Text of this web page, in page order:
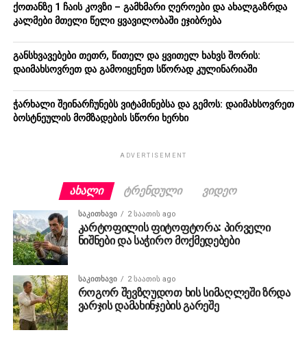
ქოთანზე 1 ჩაის კოვზი – გამხმარი ღეროები და ახალგაზრდა
კალმები მთელი წელი ყვავილობაში ეჯიბრება
განსხვავებები თეთრ, წითელ და ყვითელ ხახვს შორის:
დაიმახსოვრეთ და გამოიყენეთ სწორად კულინარიაში
ჭარხალი შეინარჩუნებს ვიტამინებსა და გემოს: დაიმახსოვრეთ
ბოსტნეულის მომზადების სწორი ხერხი
ADVERTISEMENT
ᲐᲮᲐᲚᲘ ᲢᲠᲔᲜᲓᲣᲚᲘ ᲕᲘᲓᲔᲝ
ᲡᲐᲙᲘᲗᲮᲐᲕᲘ 2 საათის ago
კარტოფილის ფიტოფტორა: პირველი
ნიშნები და საჭირო მოქმედებები
ᲡᲐᲙᲘᲗᲮᲐᲕᲘ 2 საათის ago
როგორ შევზღუდოთ ხის სიმაღლეში ზრდა
ვარჯის დამახინჯების გარეშე